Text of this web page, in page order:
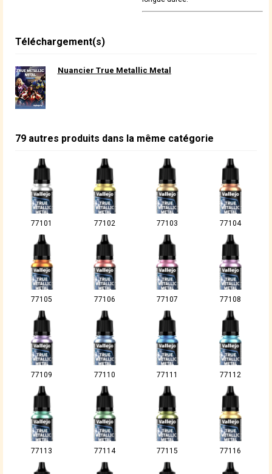
Téléchargement(s)
Nuancier True Metallic Metal
79 autres produits dans la même catégorie
77101 77102 77103 77104
77105 77106 77107 77108
77109 77110 77111 77112
77113 77114 77115 77116